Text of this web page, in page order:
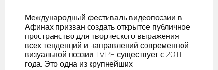
Международный фестиваль видеопоэзии в
Афинах призван создать открытое публичное
пространство для творческого выражения
всех тенденций и направлений современной
визуальной поэзии. IVPF существует с 2011
года. Это одна из крупнейших